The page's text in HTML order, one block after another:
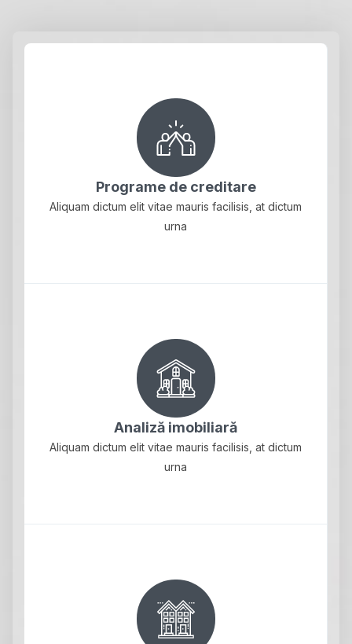
Programe de creditare
Aliquam dictum elit vitae mauris facilisis, at dictum
urna
Analiză imobiliară
Aliquam dictum elit vitae mauris facilisis, at dictum
urna